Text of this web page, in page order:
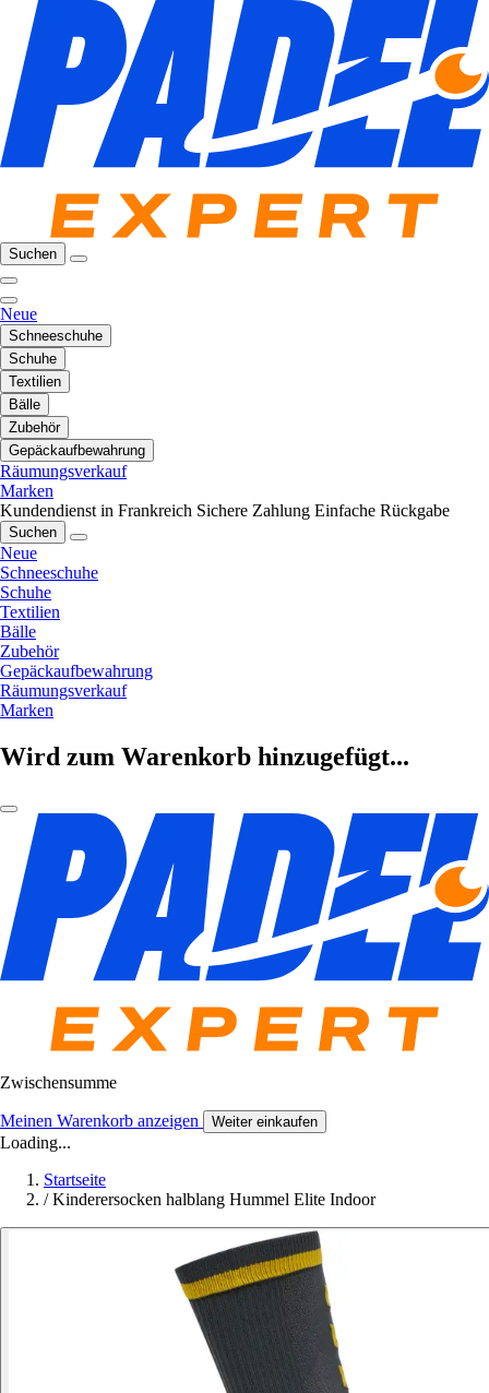
Suchen
Neue
Schneeschuhe
Schuhe
Textilien
Bälle
Zubehör
Gepäckaufbewahrung
Räumungsverkauf
Marken
Kundendienst in Frankreich Sichere Zahlung Einfache Rückgabe
Suchen
Neue
Schneeschuhe
Schuhe
Textilien
Bälle
Zubehör
Gepäckaufbewahrung
Räumungsverkauf
Marken
Wird zum Warenkorb hinzugefügt...
Zwischensumme
Meinen Warenkorb anzeigen Weiter einkaufen
Loading...
Startseite
/ Kinderersocken halblang Hummel Elite Indoor